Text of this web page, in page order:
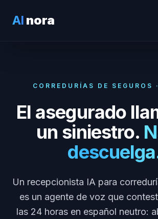
AI nora
CORREDURÍAS DE SEGUROS
El asegurado
un siniestro.
Un recepcionista IA para
es un agente de voz que
las 24 horas en español neutro: